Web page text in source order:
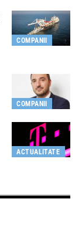
COMPANII
COMPANII
ACTUALITATE